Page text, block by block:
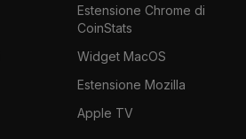
Estensione Chrome di
CoinStats
Widget MacOS
Estensione Mozilla
Apple TV